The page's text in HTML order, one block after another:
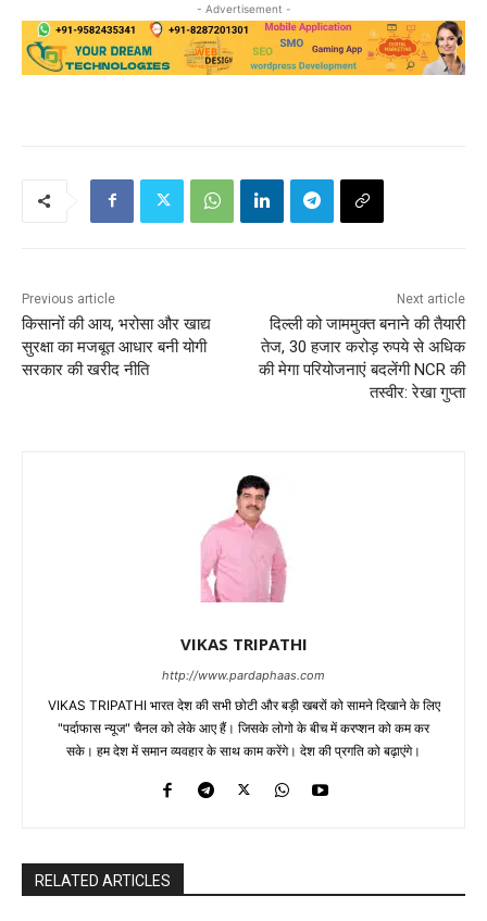
- Advertisement -
Previous article
किसानों की आय, भरोसा और खाद्य
सुरक्षा का मजबूत आधार बनी योगी
सरकार की खरीद नीति
Next article
दिल्ली को जाममुक्त बनाने की तैयारी
तेज, 30 हजार करोड़ रुपये से अधिक
की मेगा परियोजनाएं बदलेंगी NCR की
तस्वीर: रेखा गुप्ता
VIKAS TRIPATHI
http://www.pardaphaas.com
VIKAS TRIPATHI भारत देश की सभी छोटी और बड़ी खबरों को सामने दिखाने के लिए
"पर्दाफास न्यूज" चैनल को लेके आए हैं। जिसके लोगो के बीच में करप्शन को कम कर
सके। हम देश में समान व्यवहार के साथ काम करेंगे। देश की प्रगति को बढ़ाएंगे।
RELATED ARTICLES